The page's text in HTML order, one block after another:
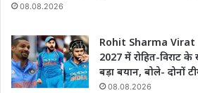
08.08.2026
Rohit Sharma Virat
2027 में रोहित-विराट
बड़ा बयान, बोले- दोनों
08.08.2026